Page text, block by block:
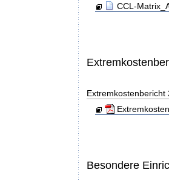
CCL-
Extremkostenbericht
Besondere